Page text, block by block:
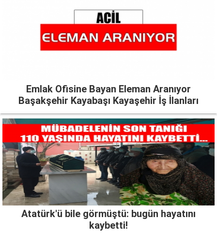
Emlak Ofisine Bayan Eleman Aranıyor
Başakşehir Kayabaşı Kayaşehir İş İlanları
Atatürk'ü bile görmüştü: bugün hayatını
kaybetti!